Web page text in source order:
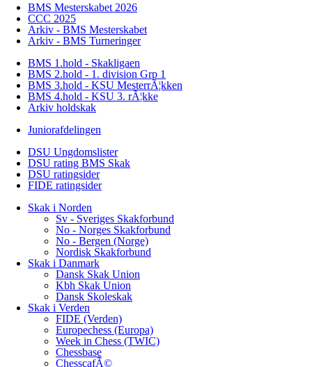
BMS Mesterskabet 2026
CCC 2025
Arkiv - BMS Mesterskabet
Arkiv - BMS Turneringer
BMS 1.hold - Skakligaen
BMS 2.hold - 1. division Grp 1
BMS 3.hold - KSU MesterrÃ¦kken
BMS 4.hold - KSU 3. rÃ¦kke
Arkiv holdskak
Juniorafdelingen
DSU Ungdomslister
DSU rating BMS Skak
DSU ratingsider
FIDE ratingsider
Skak i Norden
Sv - Sveriges Skakforbund
No - Norges Skakforbund
No - Bergen (Norge)
Nordisk Skakforbund
Skak i Danmark
Dansk Skak Union
Kbh Skak Union
Dansk Skoleskak
Skak i Verden
FIDE (Verden)
Europechess (Europa)
Week in Chess (TWIC)
Chessbase
ChesscafÃ©